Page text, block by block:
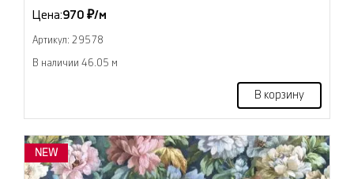
Цена:970 ₽/м
Артикул: 29578
В наличии 46.05 м
В корзину
NEW